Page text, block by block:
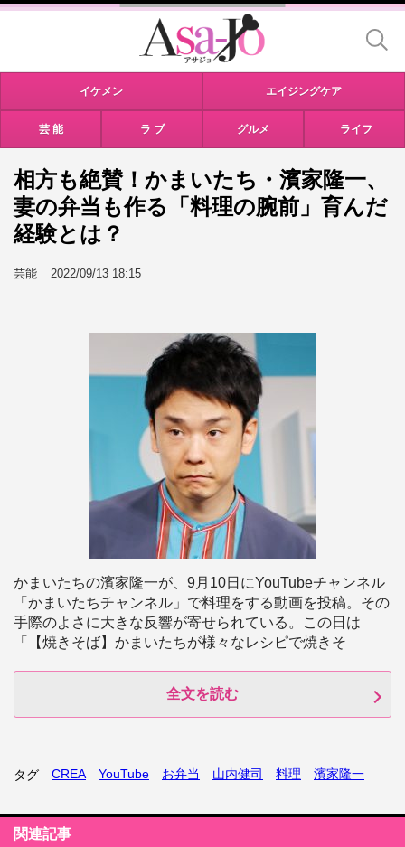
イケメン エイジングケア
芸 能 ラ ブ グルメ ライフ
相方も絶賛！かまいたち・濱家隆一、
妻の弁当も作る「料理の腕前」育んだ
経験とは？
芸能 2022/09/13 18:15
かまいたちの濱家隆一が、9月10日にYouTubeチャンネル
「かまいたちチャンネル」で料理をする動画を投稿。その
手際のよさに大きな反響が寄せられている。この日は
「【焼きそば】かまいたちが様々なレシピで焼きそ
全文を読む
タグ CREA YouTube お弁当 山内健司 料理 濱家隆一
関連記事